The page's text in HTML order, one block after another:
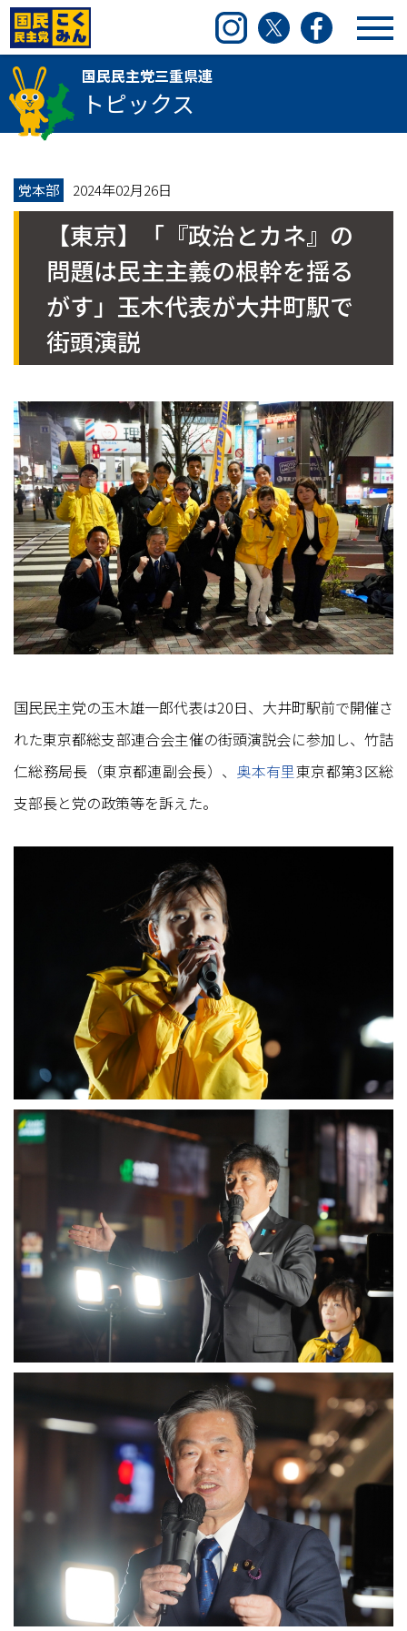
国民民主党三重県連 InstagramTwitter Facebook
国民民主党三重県連
トピックス
党本部 2024年02月26日
【東京】「『政治とカネ』の
問題は民主主義の根幹を揺る
がす」玉木代表が大井町駅で
街頭演説
国民民主党の玉木雄一郎代表は20日、大井町駅前で開催さ
れた東京都総支部連合会主催の街頭演説会に参加し、竹詰
仁総務局長（東京都連副会長）、 奥本有里東京都第3区総
支部長と党の政策等を訴えた。